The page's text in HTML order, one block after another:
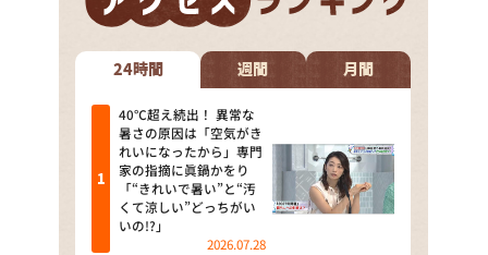
なるみ・岡村の過ぎるTV
相席食堂
これ余談なんですけど・・・
～人生密着トークバラエティ！
～ やすとものいたって真剣です
探偵！ナイトスクープ
24時間 週間 月間
40℃超え続出！ 異常な
暑さの原因は「空気がき
れいになったから」専門
家の指摘に眞鍋かをり
「“きれいで暑い”と“汚
くて涼しい”どっちがい
いの!?」
2026.07.28